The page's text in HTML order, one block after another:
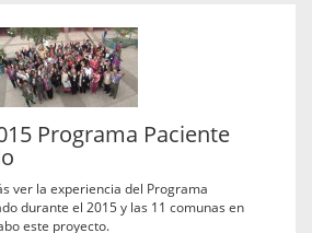
Programa Paciente
ver la experiencia del Programa
durante el 2015 y las 11 comunas en
este proyecto.